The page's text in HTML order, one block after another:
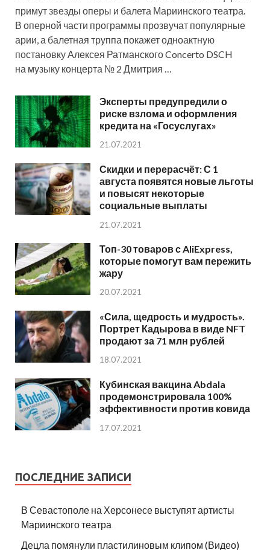
примут звезды оперы и балета Мариинского театра.
В оперной части программы прозвучат популярные
арии, а балетная труппа покажет одноактную
постановку Алексея Ратманского Concerto DSCH
на музыку концерта № 2 Дмитрия …
Эксперты предупредили о
риске взлома и оформления
кредита на «Госуслугах»
21.07.2021
Скидки и перерасчёт: С 1
августа появятся новые льготы
и повысят некоторые
социальные выплаты
21.07.2021
Топ-30 товаров с AliExpress,
которые помогут вам пережить
жару
20.07.2021
«Сила, щедрость и мудрость».
Портрет Кадырова в виде NFT
продают за 71 млн рублей
18.07.2021
Кубинская вакцина Abdala
продемонстрировала 100%
эффективности против ковида
17.07.2021
ПОСЛЕДНИЕ ЗАПИСИ
В Севастополе на Херсонесе выступят артисты
Мариинского театра
Децла помянули пластилиновым клипом (Видео)